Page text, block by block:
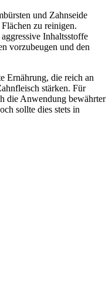
und Zahnseide
zu reinigen.
Inhaltsstoffe
vorzubeugen und den
Ernährung, die reich an
stärken. Für
die Anwendung bewährter
sollte dies stets in